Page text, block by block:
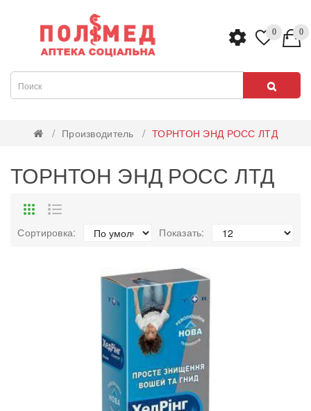
0 0
Производитель ТОРНТОН ЭНД РОСС ЛТД
ТОРНТОН ЭНД РОСС ЛТД
Сортировка: Показать: